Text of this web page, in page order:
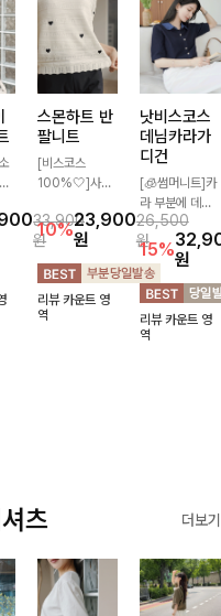
33,900
원
스몬하트 반
팔니트
[비스코스
100%🤍]사랑
수와 은은한 펀
칭 짜임이 만나
로맨틱한 무드를
더해주는 반팔
니트-가볍고 통
기성 좋은 니트
10%23,900
원
26,500
원
리뷰 카운트 영
역
낫비스코스
데님카라가
디건
[🧊썸머니트]카
라 부분에 데님
배색으로 레이어
드한 듯한 느낌
을 주며 비스코
스 혼방 소재로
시원쾌적하게 즐
길 수 있는 가디
건이에요~!
15%원
리뷰 카운트 영
역
츠 더보기